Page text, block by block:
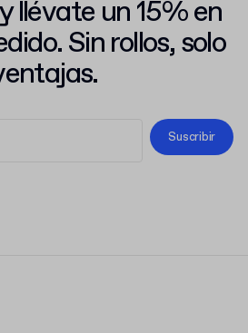
llévate un 15% en
Sin rollos, solo
Suscribir